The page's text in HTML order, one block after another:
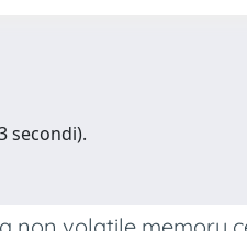
secondi).